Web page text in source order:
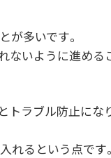
が多いです。
ないように進める
トラブル防止にな
れるという点です。